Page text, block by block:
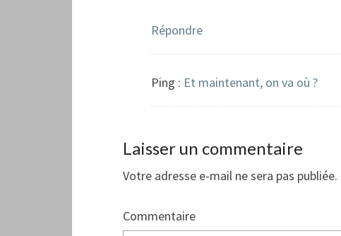
Répondre
Ping : Et maintenant, on va où ?
Laisser un commentaire
Votre adresse e-mail ne sera pas publiée.
Commentaire